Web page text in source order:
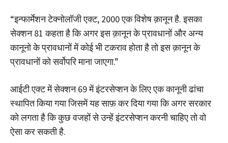
“इन्फार्मेशन टेक्नोलॉजी एक्ट, 2000 एक विशेष क़ानून है. इसका
सेक्शन 81 कहता है कि अगर इस क़ानून के प्रावधानों और अन्य
कानूनो के प्रावधानों में कोई भी टकराव होता है तो इस क़ानून के
प्रावधानों को सर्वोपरि माना जाएगा.”
आईटी एक्ट में सेक्शन 69 में इंटरसेप्शन के लिए एक कानूनी ढांचा
स्थापित किया गया जिसमें यह साफ़ कर दिया गया कि अगर सरकार
को लगता है कि कुछ वजहों से उन्हें इंटरसेप्शन करनी चाहिए तो वो
ऐसा कर सकती है.